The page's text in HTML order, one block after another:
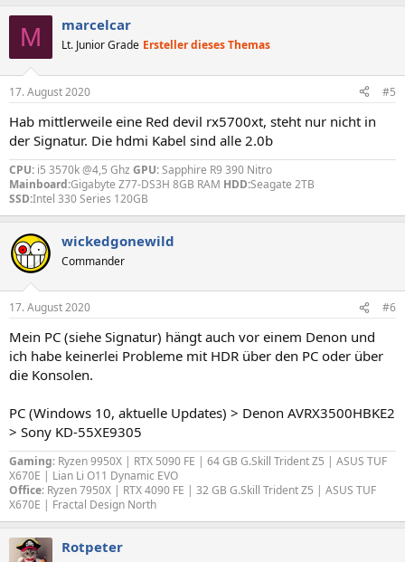
M marcelcar
Lt. Junior Grade Ersteller dieses Themas
17. August 2020 #5
Hab mittlerweile eine Red devil rx5700xt, steht nur nicht in
der Signatur. Die hdmi Kabel sind alle 2.0b
CPU: i5 3570k @4,5 Ghz GPU:Sapphire R9 390 Nitro
Mainboard:Gigabyte Z77-DS3H 8GB RAM HDD:Seagate 2TB
SSD:Intel 330 Series 120GB
wickedgonewild
Commander
17. August 2020 #6
Mein PC (siehe Signatur) hängt auch vor einem Denon und
ich habe keinerlei Probleme mit HDR über den PC oder über
die Konsolen.
PC (Windows 10, aktuelle Updates) > Denon AVRX3500HBKE2
> Sony KD-55XE9305
Gaming: Ryzen 9950X | RTX 5090 FE | 64 GB G.Skill Trident Z5 | ASUS TUF
X670E | Lian Li O11 Dynamic EVO
Office: Ryzen 7950X | RTX 4090 FE | 32 GB G.Skill Trident Z5 | ASUS TUF
X670E | Fractal Design North
Rotpeter